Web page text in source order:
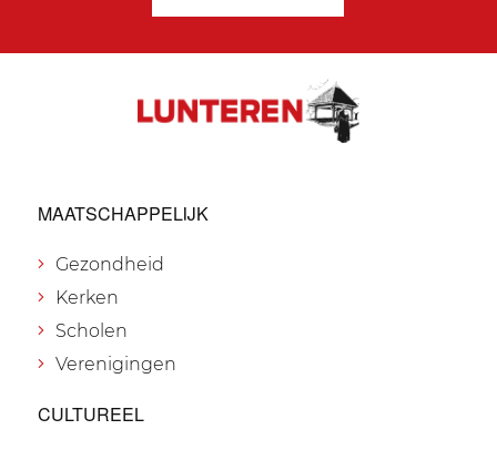
MAATSCHAPPELIJK
Gezondheid
Kerken
Scholen
Verenigingen
CULTUREEL